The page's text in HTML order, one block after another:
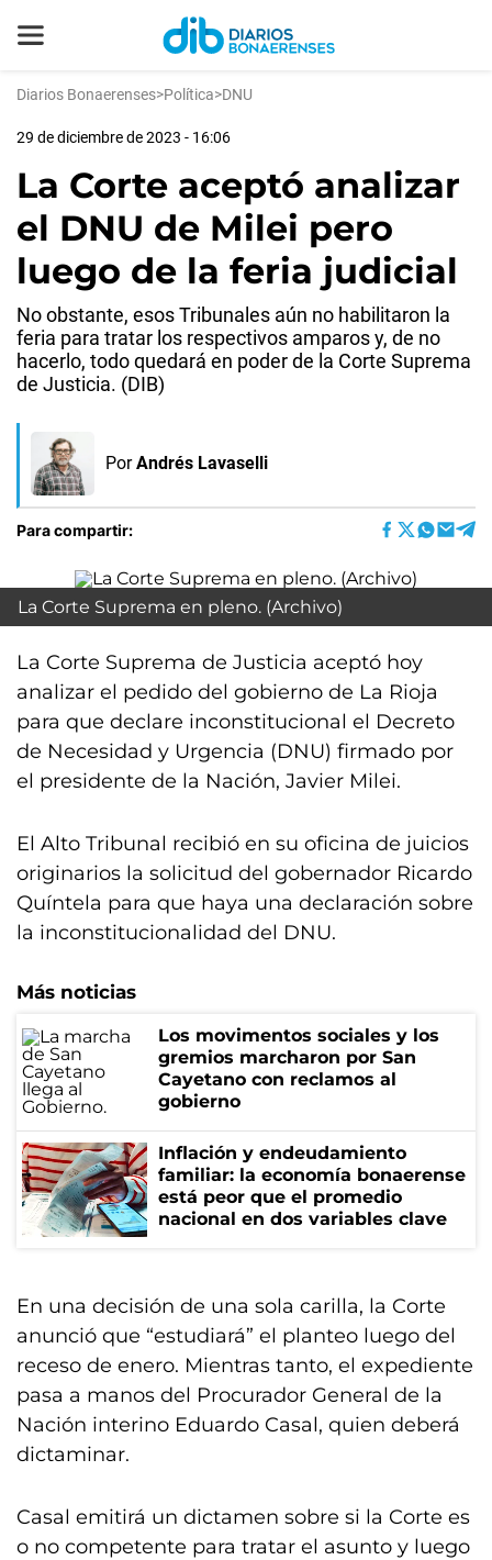
Diarios Bonaerenses>Política>DNU
29 de diciembre de 2023 - 16:06
La Corte aceptó analizar
el DNU de Milei pero
luego de la feria judicial
No obstante, esos Tribunales aún no habilitaron la
feria para tratar los respectivos amparos y, de no
hacerlo, todo quedará en poder de la Corte Suprema
de Justicia. (DIB)
Por Andrés Lavaselli
Para compartir:
La Corte Suprema en pleno. (Archivo)
La Corte Suprema de Justicia aceptó hoy
analizar el pedido del gobierno de La Rioja
para que declare inconstitucional el Decreto
de Necesidad y Urgencia (DNU) firmado por
el presidente de la Nación, Javier Milei.
El Alto Tribunal recibió en su oficina de juicios
originarios la solicitud del gobernador Ricardo
Quíntela para que haya una declaración sobre
la inconstitucionalidad del DNU.
Más noticias
Los movimentos sociales y los
gremios marcharon por San
Cayetano con reclamos al
gobierno
Inflación y endeudamiento
familiar: la economía bonaerense
está peor que el promedio
nacional en dos variables clave
En una decisión de una sola carilla, la Corte
anunció que “estudiará” el planteo luego del
receso de enero. Mientras tanto, el expediente
pasa a manos del Procurador General de la
Nación interino Eduardo Casal, quien deberá
dictaminar.
Casal emitirá un dictamen sobre si la Corte es
o no competente para tratar el asunto y luego